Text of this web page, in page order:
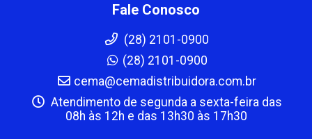
Fale Conosco
(28) 2101-0900
(28) 2101-0900
cema@cemadistribuidora.com.br
Atendimento de segunda a sexta-feira das
08h às 12h e das 13h30 às 17h30